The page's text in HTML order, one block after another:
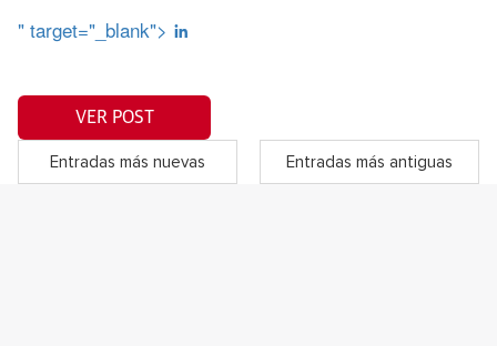
" target="_blank">
VER POST
Entradas más nuevas Entradas más antiguas